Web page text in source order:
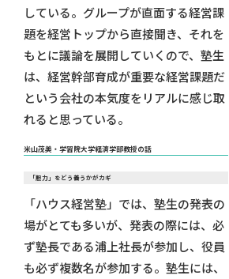
している。グループが直面する経営課
題を経営トップから直接聞き、それを
もとに議論を展開していくので、塾生
は、経営幹部育成が重要な経営課題だ
という会社の本気度をリアルに感じ取
れると思っている。
米山茂美・学習院大学経済学部教授の話
「胆力」をどう養うかがカギ
「ハウス経営塾」では、塾生の発表の
場がとても多いが、発表の際には、必
ず塾長である浦上社長が参加し、役員
も必ず複数名が参加する。塾生には、